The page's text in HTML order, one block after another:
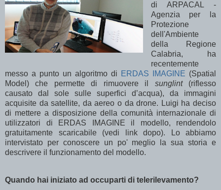
di ARPACAL -
Agenzia per la
Protezione
dell'Ambiente
della Regione
Calabria, ha
recentemente
messo a punto un algoritmo di ERDAS IMAGINE (Spatial
Model) che permette di rimuovere il sunglint(riflesso
causato dal sole sulle superfici d’acqua), da immagini
acquisite da satellite, da aereo o da drone. Luigi ha deciso
di mettere a disposizione della comunità internazionale di
utilizzatori di ERDAS IMAGINE il modello, rendendolo
gratuitamente scaricabile (vedi link dopo). Lo abbiamo
intervistato per conoscere un po' meglio la sua storia e
descrivere il funzionamento del modello.
Quando hai iniziato ad occuparti di telerilevamento?